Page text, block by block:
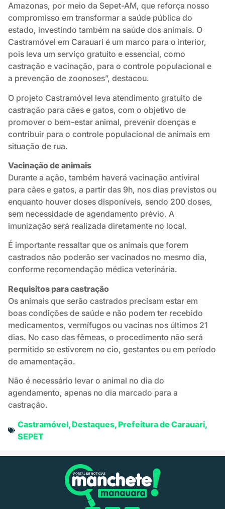
Amazonas, por meio da Sepet-AM, que reforça nosso
compromisso em transformar a saúde pública do
estado, investindo também na saúde dos animais. O
Castramóvel em Carauari é um marco para o interior,
pois leva um serviço gratuito e essencial, como
castração e vacinação, para o controle populacional e
a prevenção de zoonoses”, destacou.
O projeto Castramóvel leva atendimento gratuito de
castração para cães e gatos, com o objetivo de
promover o bem-estar animal, prevenir doenças e
contribuir para o controle populacional de animais em
situação de rua.
Vacinação de animais
Durante a ação, também haverá vacinação antiviral
para cães e gatos, a partir das 9h, nos dias previstos ou
enquanto houver doses disponíveis, sendo 200 doses,
sem necessidade de agendamento prévio. A
imunização será realizada diretamente no local.
É importante ressaltar que os animais que forem
castrados não poderão ser vacinados no mesmo dia,
conforme recomendação médica veterinária.
Requisitos para castração
Os animais que serão castrados precisam estar em
boas condições de saúde e não podem ter recebido
medicamentos, vermífugos ou vacinas nos últimos 21
dias. No caso das fêmeas, o procedimento não será
permitido se estiverem no cio, gestantes ou em período
de amamentação.
Não é necessário levar o animal no dia do
agendamento, apenas no dia marcado para a
castração.
Castramóvel,Destaques,Prefeitura de Carauari,
SEPET